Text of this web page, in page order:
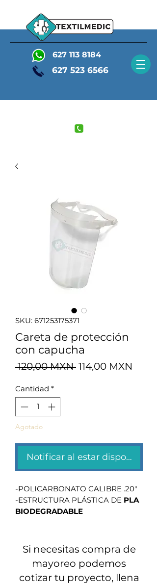
627 113 8184
627 523 6566
SKU: 671253175371
Careta de protección
con capucha
120,00 MXN Precio
114,00 MXN
Cantidad *
Agotado
Notificar al estar disponible
-POLICARBONATO CALIBRE .20"
-ESTRUCTURA PLÁSTICA DE PLA
BIODEGRADABLE
CONFORT
-ELÁSTICO AJUSTABLE
-CON CAPUCHA
Si necesitas compra de
mayoreo podemos
cotizar tu proyecto, llena